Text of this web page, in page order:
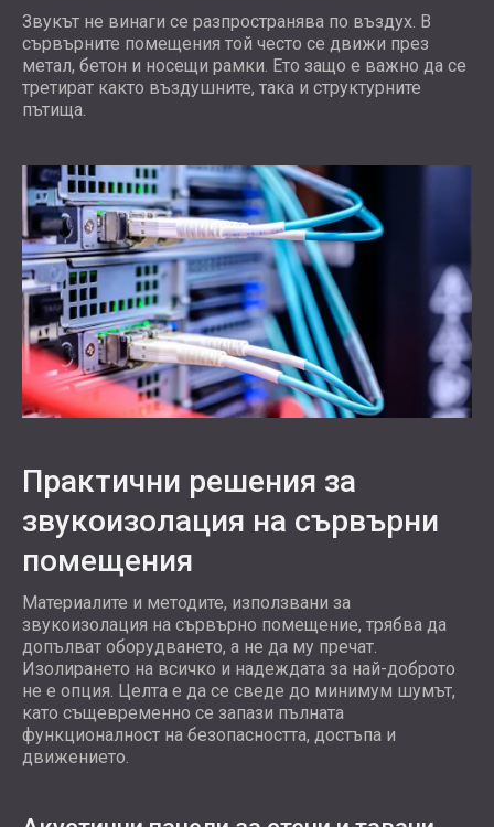
Звукът не винаги се разпространява по въздух. В
сървърните помещения той често се движи през
метал, бетон и носещи рамки. Ето защо е важно да се
третират както въздушните, така и структурните
пътища.
Практични решения за
звукоизолация на сървърни
помещения
Материалите и методите, използвани за
звукоизолация на сървърно помещение, трябва да
допълват оборудването, а не да му пречат.
Изолирането на всичко и надеждата за най-доброто
не е опция. Целта е да се сведе до минимум шумът,
като същевременно се запази пълната
функционалност на безопасността, достъпа и
движението.